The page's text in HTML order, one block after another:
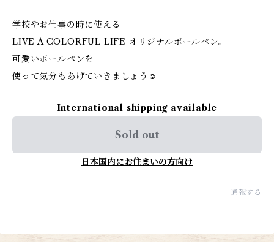
学校やお仕事の時に使える
LIVE A COLORFUL LIFE オリジナルボールペン。
可愛いボールペンを
使って気分もあげていきましょう☺︎
International shipping available
Sold out
日本国内にお住まいの方向け
通報する